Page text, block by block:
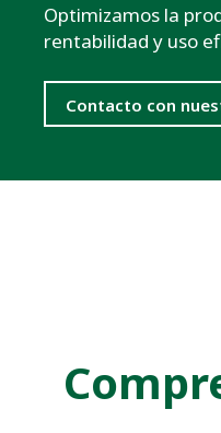
Optimizamos la
rentabilidad y uso
Contacto con